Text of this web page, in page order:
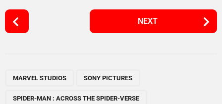
P
o
NEXT
MARVEL STUDIOS SONY PICTURES
SPIDER-MAN : ACROSS THE SPIDER-VERSE